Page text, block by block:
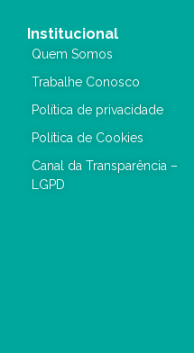
Institucional
Quem Somos
Trabalhe Conosco
Política de privacidade
Política de Cookies
Canal da Transparência –
LGPD